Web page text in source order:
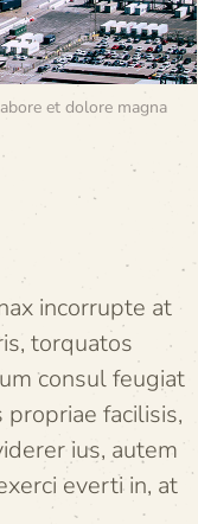
et dolore magna
incorrupte at
torquatos
consul feugiat
facilisis,
ius, autem
everti in, at